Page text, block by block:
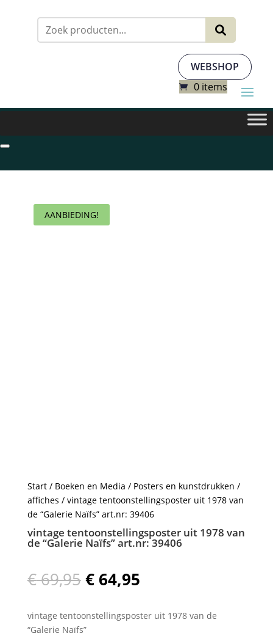
WEBSHOP
0 items
AANBIEDING!
Start/ Boeken en Media / Posters en kunstdrukken /
affiches / vintage tentoonstellingsposter uit 1978 van
de “Galerie Naïfs” art.nr: 39406
vintage tentoonstellingsposter uit 1978 van
de “Galerie Naïfs” art.nr: 39406
€69,95 Oorspronkelijke
prijs
was:
€ 69,95.
€64,95Huidige
€ 64,95.
vintage tentoonstellingsposter uit 1978 van de
“Galerie Naïfs”